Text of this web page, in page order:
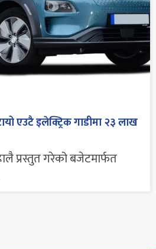
एउटै इलेक्ट्रिक गाडीमा २३ लाख
प्रस्तुत गरेको बजेटमार्फत